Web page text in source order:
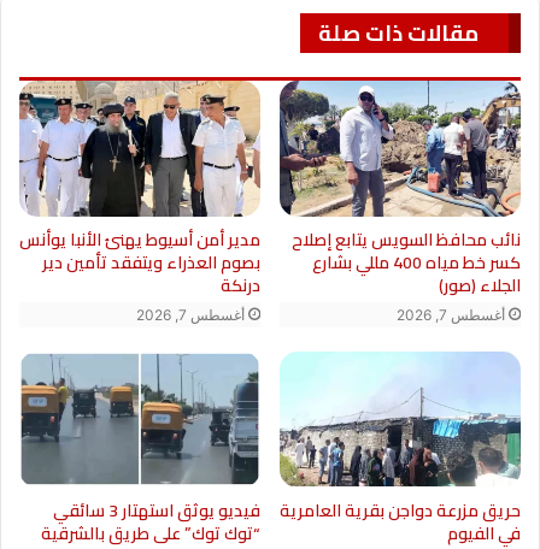
مقالات ذات صلة
نائب محافظ السويس يتابع إصلاح
كسر خط مياه 400 مللي بشارع
الجلاء (صور)
أغسطس 7, 2026
مدير أمن أسيوط يهنئ الأنبا يوأنس
بصوم العذراء ويتفقد تأمين دير
درنكة
أغسطس 7, 2026
حريق مزرعة دواجن بقرية العامرية
في الفيوم
فيديو يوثق استهتار 3 سائقي
“توك توك” على طريق بالشرقية